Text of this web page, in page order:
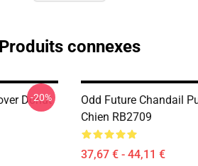
Produits connexes
Donut
-20%
Odd Future Chandail
Chien RB2709
37,67 € - 44,11 €